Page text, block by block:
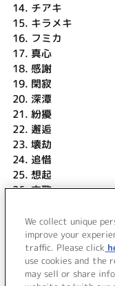
14. チアキ
15. キラメキ
16. フミカ
17. 真心
18. 感謝
19. 閑寂
20. 深潭
21. 紛擾
22. 邂逅
23. 壊劫
24. 追惜
25. 想起
26.文歌
28.真景
29. Chain (OST Ver.)
＜ BACK
We collect unique
improve your
traffic. Please click
use cookies and the
may sell or share